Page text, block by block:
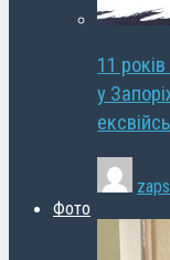
11
у
Фото